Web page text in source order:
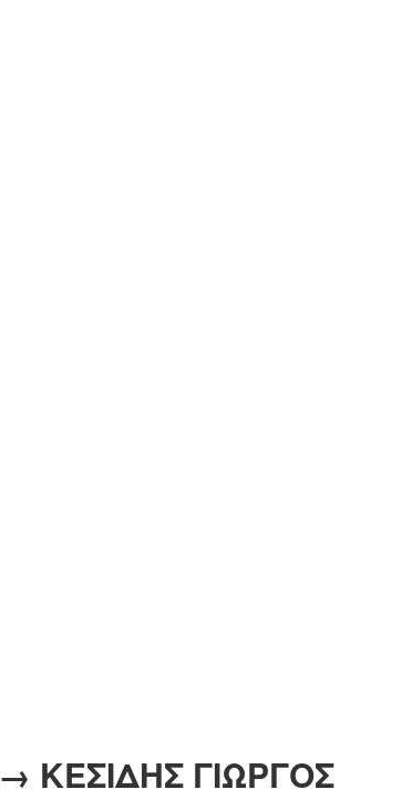
→ ΚΕΣΙΔΗΣ ΓΙΩΡΓΟΣ